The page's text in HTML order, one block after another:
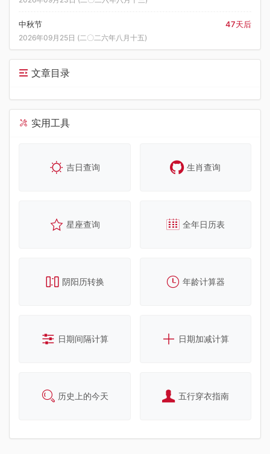
中秋节 47天后
2026年09月25日 (二〇二六年八月十五)
文章目录
实用工具
吉日查询 生肖查询
星座查询 全年日历表
阴阳历转换 年龄计算器
日期间隔计算 日期加减计算
历史上的今天 五行穿衣指南